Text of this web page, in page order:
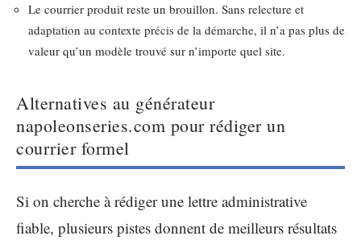
Le courrier produit reste un brouillon. Sans relecture et
adaptation au contexte précis de la démarche, il n’a pas plus de
valeur qu’un modèle trouvé sur n’importe quel site.
Alternatives au générateur
napoleonseries.com pour rédiger un
courrier formel
Si on cherche à rédiger une lettre administrative
fiable, plusieurs pistes donnent de meilleurs résultats